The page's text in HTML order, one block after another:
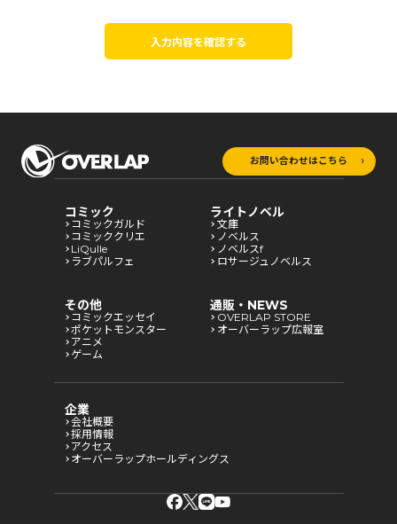
入力内容を確認する
お問い合わせはこちら
コミック
コミックガルド
コミッククリエ
LiQulle
ラブパルフェ
ライトノベル
文庫
ノベルス
ノベルスf
ロサージュノベルス
その他
コミックエッセイ
ポケットモンスター
アニメ
ゲーム
通販・NEWS
OVERLAP STORE
オーバーラップ広報室
企業
会社概要
採用情報
アクセス
オーバーラップホールディングス